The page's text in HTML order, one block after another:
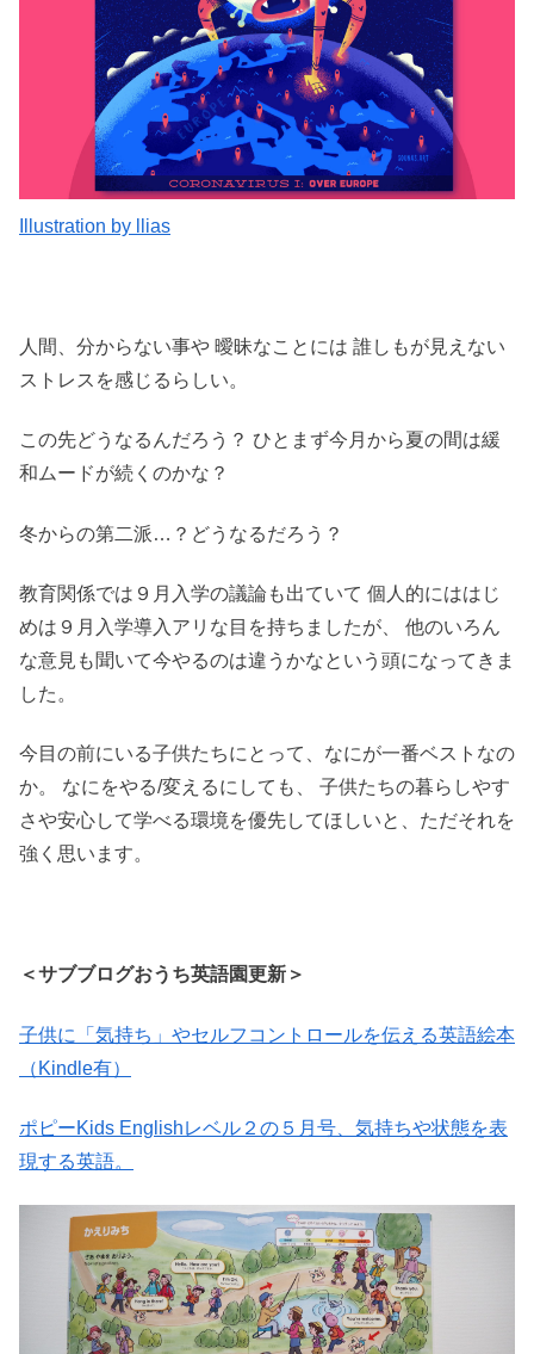
Illustration by llias
人間、分からない事や 曖昧なことには 誰しもが見えない
ストレスを感じるらしい。
この先どうなるんだろう？ ひとまず今月から夏の間は緩
和ムードが続くのかな？
冬からの第二派…？どうなるだろう？
教育関係では９月入学の議論も出ていて 個人的にははじ
めは９月入学導入アリな目を持ちましたが、 他のいろん
な意見も聞いて今やるのは違うかなという頭になってきま
した。
今目の前にいる子供たちにとって、なにが一番ベストなの
か。 なにをやる/変えるにしても、 子供たちの暮らしやす
さや安心して学べる環境を優先してほしいと、ただそれを
強く思います。
＜サブブログおうち英語園更新＞
子供に「気持ち」やセルフコントロールを伝える英語絵本
（Kindle有）
ポピーKids Englishレベル２の５月号、気持ちや状態を表
現する英語。